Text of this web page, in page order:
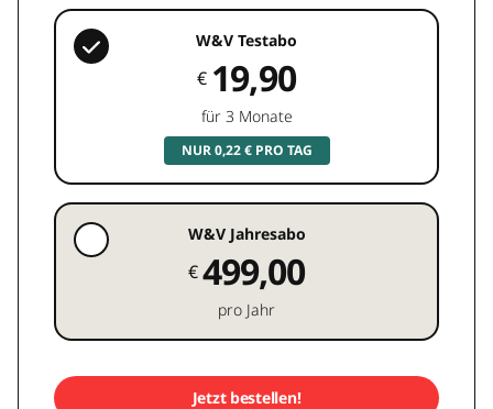
W&V Testabo
€ 19,90
für 3 Monate
NUR 0,22 € PRO TAG
W&V Jahresabo
€499,00
pro Jahr
Jetzt bestellen!